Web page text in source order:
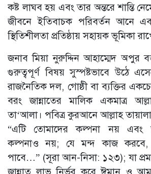
কষ্ট লাঘব হয় এবং তার অন্তরে শান্তি
জীবনে ইতিবাচক পরিবর্তন আনে
স্থিতিশীলতা প্রতিষ্ঠায় সহায়ক ভূমিকা
জনাব মিয়া নুরুদ্দিন আহাম্মেদ অপুর
গুরুত্বপূর্ণ বিষয় সুস্পষ্টভাবে উঠে
রাজনৈতিক দল, গোষ্ঠী বা ব্যক্তির
বরং জান্নাতের মালিক একমাত্র
তা‘আলা। পবিত্র কুরআনে আল্লাহ
“এটি তোমাদের কল্পনা নয় এবং
কল্পনাও নয়; যে মন্দ কাজ করবে,
পাবে…” (সূরা আন-নিসা: ১২৩); যা